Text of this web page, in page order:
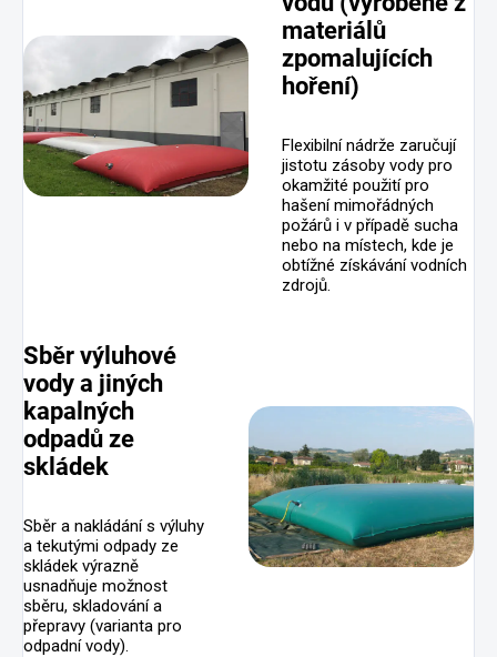
materiálů
zpomalujících
hoření)
Flexibilní nádrže zaručují
jistotu zásoby vody pro
okamžité použití pro
hašení mimořádných
požárů i v případě sucha
nebo na místech, kde je
obtížné získávání vodních
zdrojů.
Sběr výluhové
vody a jiných
kapalných
odpadů ze
skládek
Sběr a nakládání s výluhy
a tekutými odpady ze
skládek výrazně
usnadňuje možnost
sběru, skladování a
přepravy (varianta pro
odpadní vody).